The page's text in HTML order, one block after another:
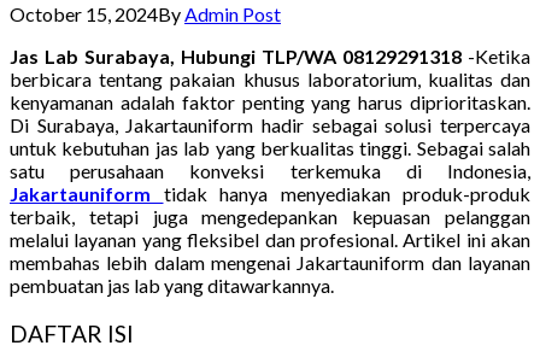
October 15, 2024By Admin Post
Jas Lab Surabaya, Hubungi TLP/WA 08129291318 -Ketika
berbicara tentang pakaian khusus laboratorium, kualitas dan
kenyamanan adalah faktor penting yang harus diprioritaskan.
Di Surabaya, Jakartauniform hadir sebagai solusi terpercaya
untuk kebutuhan jas lab yang berkualitas tinggi. Sebagai salah
satu perusahaan konveksi terkemuka di Indonesia,
Jakartauniform
tidak hanya menyediakan produk-produk
terbaik, tetapi juga mengedepankan kepuasan pelanggan
melalui layanan yang fleksibel dan profesional. Artikel ini akan
membahas lebih dalam mengenai Jakartauniform dan layanan
pembuatan jas lab yang ditawarkannya.
DAFTAR ISI